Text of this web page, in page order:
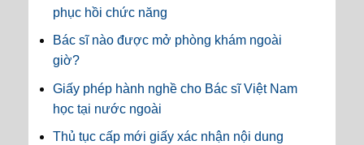
phục hồi chức năng
Bác sĩ nào được mở phòng khám ngoài
giờ?
Giấy phép hành nghề cho Bác sĩ Việt Nam
học tại nước ngoài
Thủ tục cấp mới giấy xác nhận nội dung